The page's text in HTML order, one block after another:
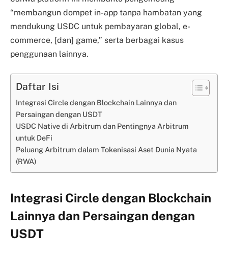
“membangun dompet in-app tanpa hambatan yang
mendukung USDC untuk pembayaran global, e-
commerce, [dan] game,” serta berbagai kasus
penggunaan lainnya.
Daftar Isi
Integrasi Circle dengan Blockchain Lainnya dan
Persaingan dengan USDT
USDC Native di Arbitrum dan Pentingnya Arbitrum
untuk DeFi
Peluang Arbitrum dalam Tokenisasi Aset Dunia Nyata
(RWA)
Integrasi Circle dengan Blockchain
Lainnya dan Persaingan dengan
USDT